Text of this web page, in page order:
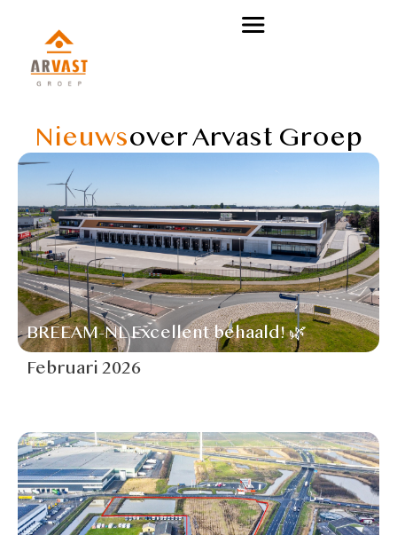
Nieuwsover Arvast Groep
BREEAM-NL Excellent behaald! 🌿
Februari 2026